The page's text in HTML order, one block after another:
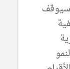
سيوقف